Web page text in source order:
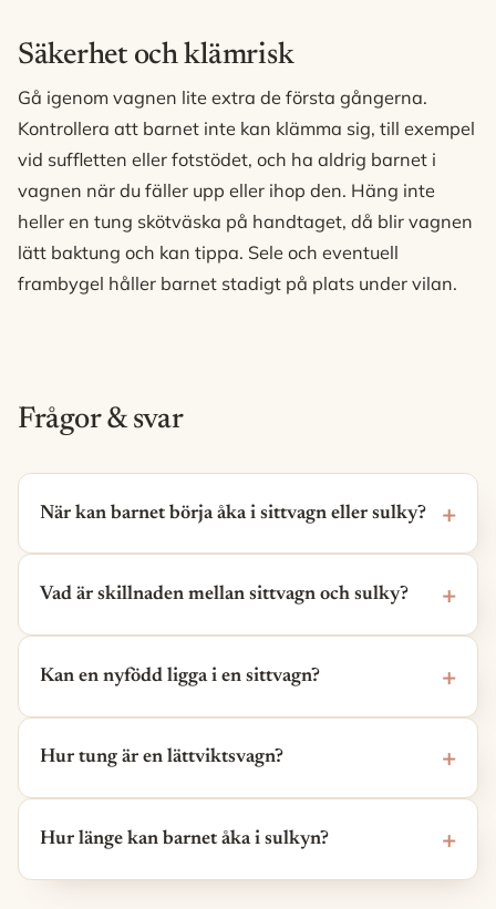
Säkerhet och klämrisk
Gå igenom vagnen lite extra de första gångerna.
Kontrollera att barnet inte kan klämma sig, till exempel
vid suffletten eller fotstödet, och ha aldrig barnet i
vagnen när du fäller upp eller ihop den. Häng inte
heller en tung skötväska på handtaget, då blir vagnen
lätt baktung och kan tippa. Sele och eventuell
frambygel håller barnet stadigt på plats under vilan.
Frågor & svar
När kan barnet börja åka i sittvagn eller sulky?
Vad är skillnaden mellan sittvagn och sulky?
Kan en nyfödd ligga i en sittvagn?
Hur tung är en lättviktsvagn?
Hur länge kan barnet åka i sulkyn?